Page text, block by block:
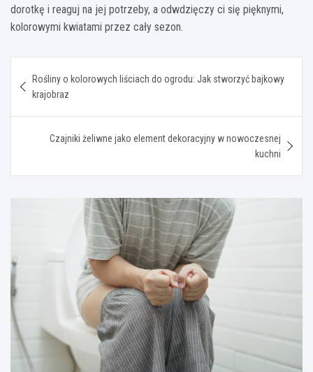
dorotkę i reaguj na jej potrzeby, a odwdzięczy ci się pięknymi,
kolorowymi kwiatami przez cały sezon.
wpisu
Rośliny o kolorowych liściach do ogrodu: Jak stworzyć bajkowy
krajobraz
Czajniki żeliwne jako element dekoracyjny w nowoczesnej
kuchni